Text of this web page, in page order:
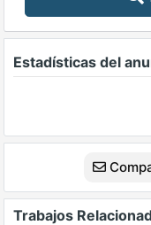
Estadísticas del
Trabajos